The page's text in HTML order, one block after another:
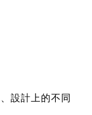
設計上的不同